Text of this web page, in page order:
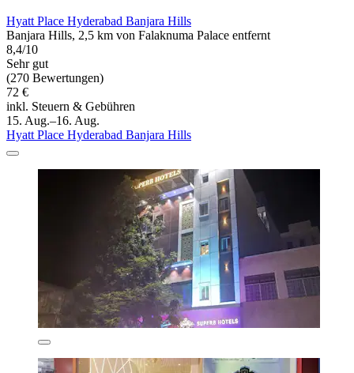
Hyatt Place Hyderabad Banjara Hills
Banjara Hills, 2,5 km von Falaknuma Palace entfernt
8,4/10
Sehr gut
(270 Bewertungen)
72 €
inkl. Steuern & Gebühren
15. Aug.–16. Aug.
Hyatt Place Hyderabad Banjara Hills